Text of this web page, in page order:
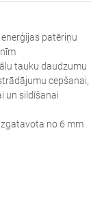
patēriņu
tauku daudzumu
cepšanai,
un sildīšanai
no 6 mm